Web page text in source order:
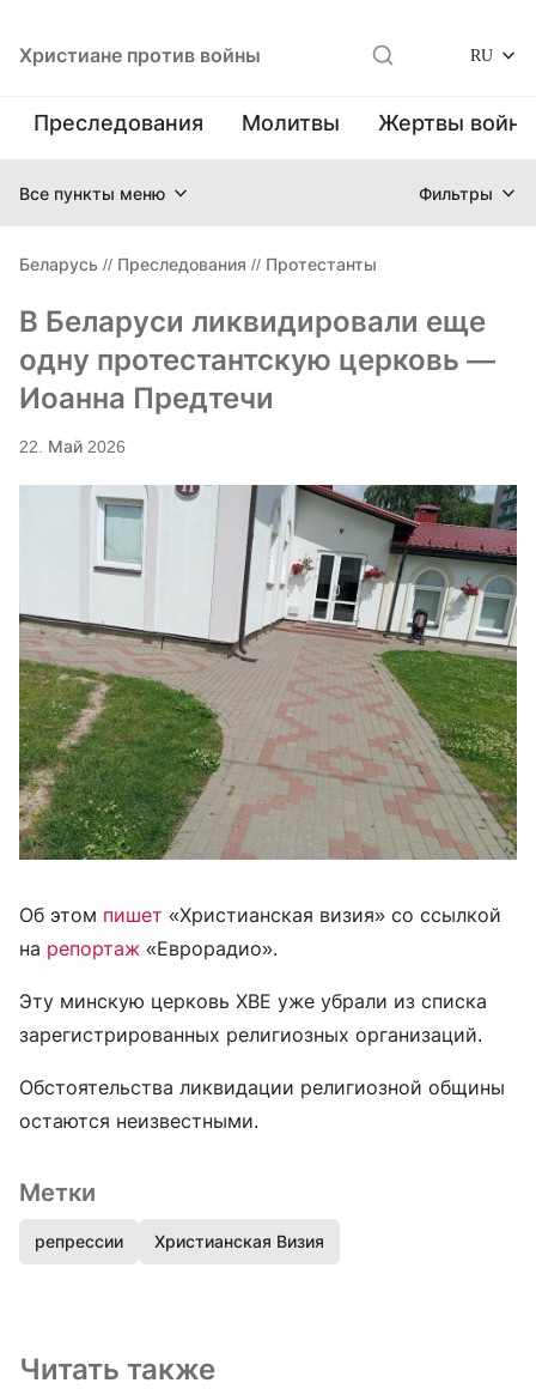
Христиане против войны RU
Преследования Молитвы Жертвы
Все пункты меню Фильтры
Беларусь // Преследования // Протестанты
В Беларуси ликвидировали еще
одну протестантскую церковь —
Иоанна Предтечи
22. Май 2026
Об этом пишет «Христианская визия» со ссылкой
на репортаж «Еврорадио».
Эту минскую церковь ХВЕ уже убрали из списка
зарегистрированных религиозных организаций.
Обстоятельства ликвидации религиозной общины
остаются неизвестными.
Метки
репрессии Христианская Визия
Читать также